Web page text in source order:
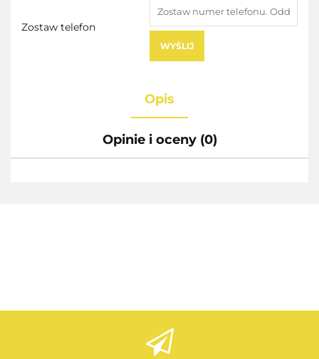
Zostaw telefon
WYŚLIJ
Opis
Opinie i oceny (0)